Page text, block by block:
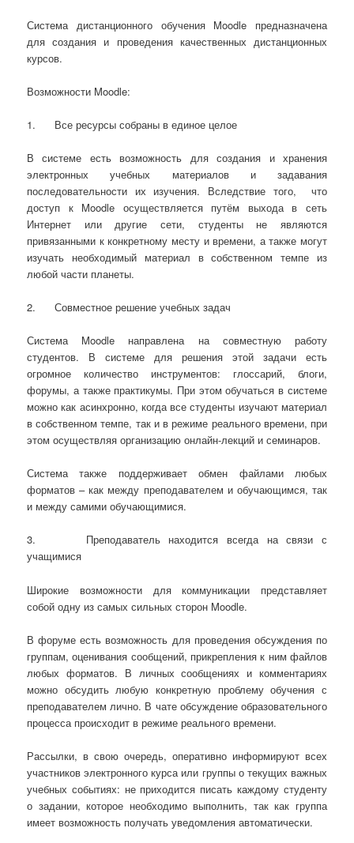
Система дистанционного обучения Moodle предназначена
для создания и проведения качественных дистанционных
курсов.
Возможности Moodle:
1. Все ресурсы собраны в единое целое
В системе есть возможность для создания и хранения
электронных учебных материалов и задавания
последовательности их изучения. Вследствие того, что
доступ к Moodle осуществляется путём выхода в сеть
Интернет или другие сети, студенты не являются
привязанными к конкретному месту и времени, а также могут
изучать необходимый материал в собственном темпе из
любой части планеты.
2. Совместное решение учебных задач
Система Moodle направлена на совместную работу
студентов. В системе для решения этой задачи есть
огромное количество инструментов: глоссарий, блоги,
форумы, а также практикумы. При этом обучаться в системе
можно как асинхронно, когда все студенты изучают материал
в собственном темпе, так и в режиме реального времени, при
этом осуществляя организацию онлайн-лекций и семинаров.
Система также поддерживает обмен файлами любых
форматов – как между преподавателем и обучающимся, так
и между самими обучающимися.
3. Преподаватель находится всегда на связи с
учащимися
Широкие возможности для коммуникации представляет
собой одну из самых сильных сторон Moodle.
В форуме есть возможность для проведения обсуждения по
группам, оценивания сообщений, прикрепления к ним файлов
любых форматов. В личных сообщениях и комментариях
можно обсудить любую конкретную проблему обучения с
преподавателем лично. В чате обсуждение образовательного
процесса происходит в режиме реального времени.
Рассылки, в свою очередь, оперативно информируют всех
участников электронного курса или группы о текущих важных
учебных событиях: не приходится писать каждому студенту
о задании, которое необходимо выполнить, так как группа
имеет возможность получать уведомления автоматически.